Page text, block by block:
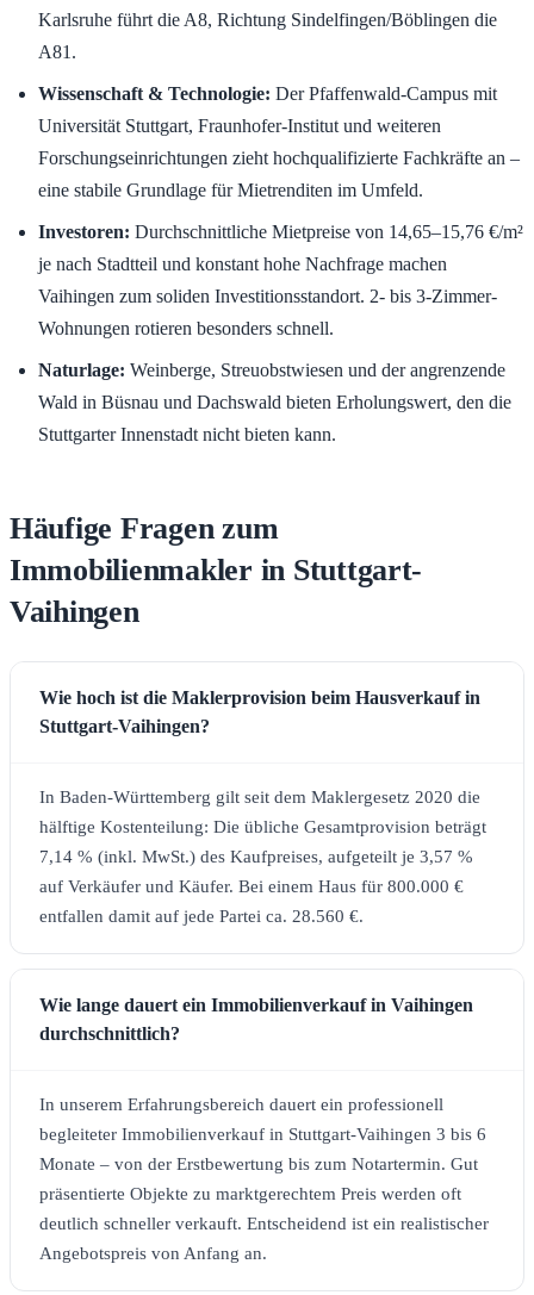
Karlsruhe führt die A8, Richtung Sindelfingen/Böblingen die
A81.
Wissenschaft & Technologie: Der Pfaffenwald-Campus mit
Universität Stuttgart, Fraunhofer-Institut und weiteren
Forschungseinrichtungen zieht hochqualifizierte Fachkräfte an –
eine stabile Grundlage für Mietrenditen im Umfeld.
Investoren: Durchschnittliche Mietpreise von 14,65–15,76 €/m²
je nach Stadtteil und konstant hohe Nachfrage machen
Vaihingen zum soliden Investitionsstandort. 2- bis 3-Zimmer-
Wohnungen rotieren besonders schnell.
Naturlage: Weinberge, Streuobstwiesen und der angrenzende
Wald in Büsnau und Dachswald bieten Erholungswert, den die
Stuttgarter Innenstadt nicht bieten kann.
Häufige Fragen zum
Immobilienmakler in Stuttgart-
Vaihingen
Wie hoch ist die Maklerprovision beim Hausverkauf in
Stuttgart-Vaihingen?
In Baden-Württemberg gilt seit dem Maklergesetz 2020 die
hälftige Kostenteilung: Die übliche Gesamtprovision beträgt
7,14 % (inkl. MwSt.) des Kaufpreises, aufgeteilt je 3,57 %
auf Verkäufer und Käufer. Bei einem Haus für 800.000 €
entfallen damit auf jede Partei ca. 28.560 €.
Wie lange dauert ein Immobilienverkauf in Vaihingen
durchschnittlich?
In unserem Erfahrungsbereich dauert ein professionell
begleiteter Immobilienverkauf in Stuttgart-Vaihingen 3 bis 6
Monate – von der Erstbewertung bis zum Notartermin. Gut
präsentierte Objekte zu marktgerechtem Preis werden oft
deutlich schneller verkauft. Entscheidend ist ein realistischer
Angebotspreis von Anfang an.